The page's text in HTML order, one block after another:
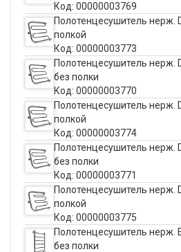
Код: 00000003769
Полотенцесушитель нерж.
полкой
Код: 00000003773
Полотенцесушитель нерж.
без полки
Код: 00000003770
Полотенцесушитель нерж.
полкой
Код: 00000003774
Полотенцесушитель нерж.
без полки
Код: 00000003771
Полотенцесушитель нерж.
полкой
Код: 00000003775
Полотенцесушитель нерж.
без полки